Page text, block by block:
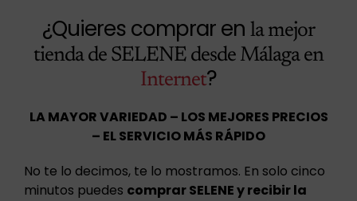
¿Quieres comprar en la mejor
tienda de SELENE desde Málaga en
Internet?
LA MAYOR VARIEDAD – LOS MEJORES PRECIOS
– EL SERVICIO MÁS RÁPIDO
No te lo decimos, te lo mostramos. En solo cinco
minutos puedes comprar SELENE y recibir la